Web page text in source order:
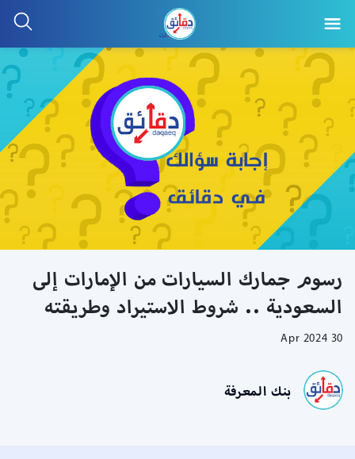
رسوم جمارك السيارات من الإمارات إلى
السعودية .. شروط الاستيراد وطريقته
30 Apr 2024
بنك المعرفة